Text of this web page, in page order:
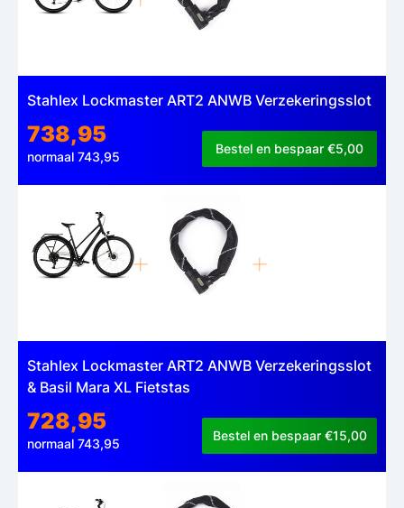
Stahlex Lockmaster ART2 ANWB Verzekeringsslot
738,95
normaal 743,95
Bestel en bespaar €5,00
Stahlex Lockmaster ART2 ANWB Verzekeringsslot
& Basil Mara XL Fietstas
728,95
normaal 743,95
Bestel en bespaar €15,00